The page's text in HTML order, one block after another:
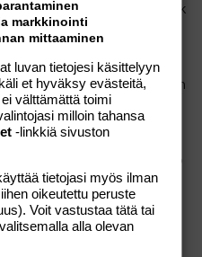
olet jo saanut, että 4 kk
kannattaa lähteä
eli elokuussa. Monet
elokuussa taas normaali
eri vaihtoehtoihin ennen
ainakin päiväkodeissa
olen aina ollut
päiväkodiissa
tai ryhmäperhepäivähoito
muutaman
hyvä sinun
päiväkodissa, syynä
siivooja ja hoitajat
markkinointi
mittaaminen
luvan tietojesi käsittelyyn
et hyväksy evästeitä,
välttämättä toimi
milloin tahansa
-linkkiä sivuston
tietojasi myös ilman
oikeutettu peruste
Voit vastustaa tätä tai
alla olevan